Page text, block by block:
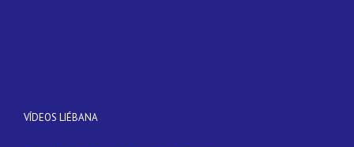
VÍDEOS LIÉBANA